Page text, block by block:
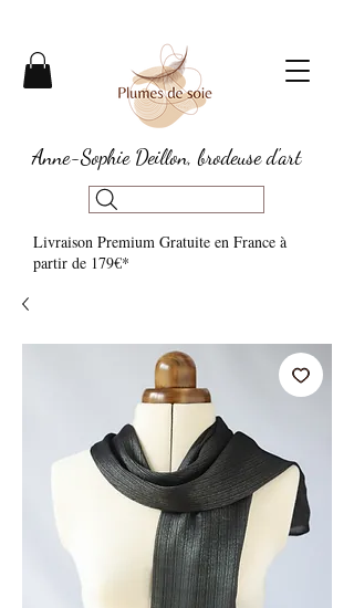
Anne-Sophie Deillon, brodeuse d'art
Livraison Premium Gratuite en France à
partir de 179€*​